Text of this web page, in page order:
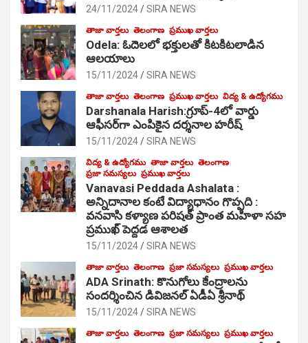
24/11/2024 SIRA NEWS
తాజా వార్తలు తెలంగాణ ప్రముఖ వార్తలు
Odela: ఓదెల‌లో భక్తులతో కిటకిటలాడిన
ఆల‌యాలు
15/11/2024 SIRA NEWS
తాజా వార్తలు తెలంగాణ ప్రముఖ వార్తలు విద్య & ఉద్యోగము
Darshanala Harish:గ్రూప్-4లో వార్డు
ఆఫీసర్‌గా ఎంపికైన దర్శనాల హరీష్
15/11/2024 SIRA NEWS
విద్య & ఉద్యోగము తాజా వార్తలు తెలంగాణ
ప్రజా సమస్యలు ప్రముఖ వార్తలు
Vanavasi Peddada Ashalata :
అన్నిదానాల కంటే విద్యాధానం గొప్పది :
వనవాసి కళ్యాణ పరిషత్ ప్రాంత మహిళా సహ
ప్రముఖ్ పెద్దడ ఆశాలత
15/11/2024 SIRA NEWS
తాజా వార్తలు తెలంగాణ ప్రజా సమస్యలు ప్రముఖ వార్తలు
ADA Srinath: కొనుగోలు కేంద్రాల‌ను
సంద‌ర్శించిన డివిజనల్ ఏడీఏ శ్రీనాథ్
15/11/2024 SIRA NEWS
తాజా వార్తలు తెలంగాణ ప్రజా సమస్యలు ప్రముఖ వార్తలు